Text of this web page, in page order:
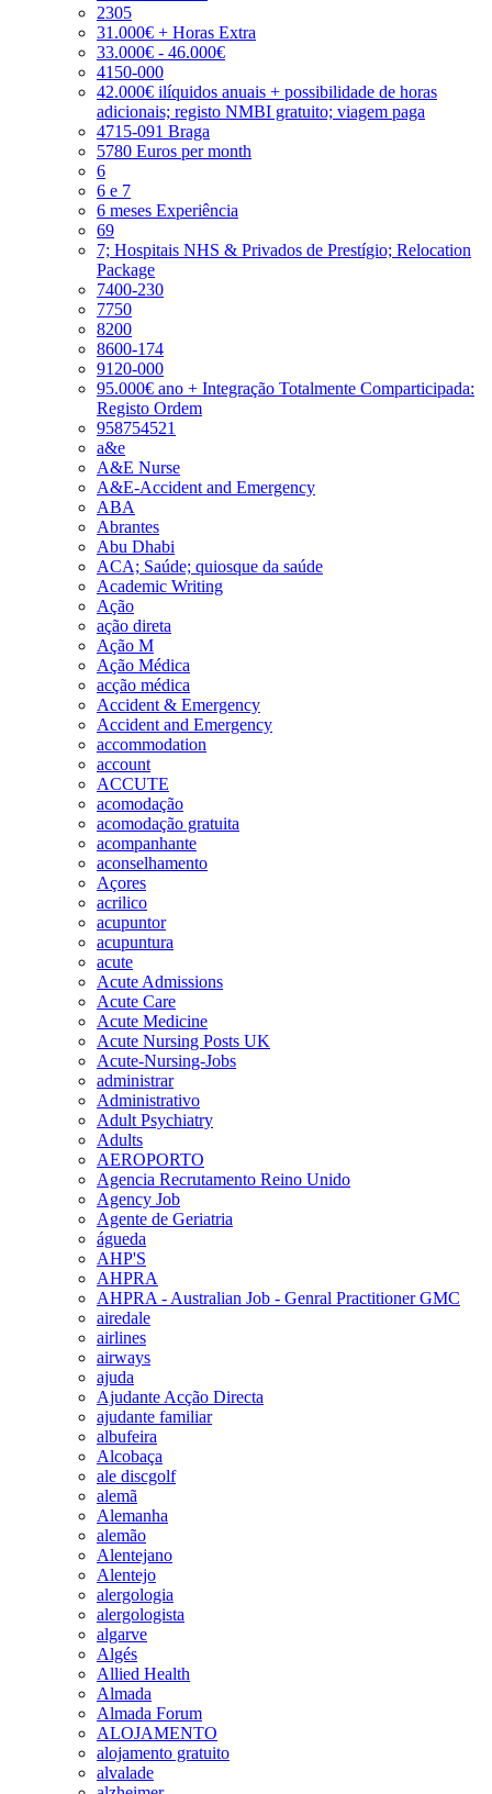
2305
31.000€ + Horas Extra
33.000€ - 46.000€
4150-000
42.000€ ilíquidos anuais + possibilidade de horas
adicionais; registo NMBI gratuito; viagem paga
4715-091 Braga
5780 Euros per month
6
6 e 7
6 meses Experiência
69
7; Hospitais NHS & Privados de Prestígio; Relocation
Package
7400-230
7750
8200
8600-174
9120-000
95.000€ ano + Integração Totalmente Comparticipada:
Registo Ordem
958754521
a&e
A&E Nurse
A&E-Accident and Emergency
ABA
Abrantes
Abu Dhabi
ACA; Saúde; quiosque da saúde
Academic Writing
Ação
ação direta
Ação M
Ação Médica
acção médica
Accident & Emergency
Accident and Emergency
accommodation
account
ACCUTE
acomodação
acomodação gratuita
acompanhante
aconselhamento
Açores
acrilico
acupuntor
acupuntura
acute
Acute Admissions
Acute Care
Acute Medicine
Acute Nursing Posts UK
Acute-Nursing-Jobs
administrar
Administrativo
Adult Psychiatry
Adults
AEROPORTO
Agencia Recrutamento Reino Unido
Agency Job
Agente de Geriatria
águeda
AHP'S
AHPRA
AHPRA - Australian Job - Genral Practitioner GMC
airedale
airlines
airways
ajuda
Ajudante Acção Directa
ajudante familiar
albufeira
Alcobaça
ale discgolf
alemã
Alemanha
alemão
Alentejano
Alentejo
alergologia
alergologista
algarve
Algés
Allied Health
Almada
Almada Forum
ALOJAMENTO
alojamento gratuito
alvalade